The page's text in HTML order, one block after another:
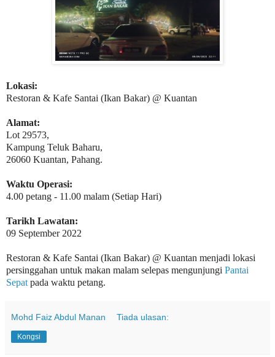
Lokasi:
Restoran & Kafe Santai (Ikan Bakar) @ Kuantan
Alamat:
Lot 29573,
Kampung Teluk Baharu,
26060 Kuantan, Pahang.
Waktu Operasi:
4.00 petang - 11.00 malam (Setiap Hari)
Tarikh Lawatan:
09 September 2022
Restoran & Kafe Santai (Ikan Bakar) @ Kuantan menjadi lokasi
persinggahan untuk makan malam selepas mengunjungi Pantai
Sepat pada waktu petang.
Mohd Faiz Abdul Manan Tiada ulasan:
Kongsi